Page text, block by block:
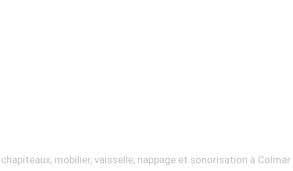
mobilier, vaisselle, nappage et sonorisation à